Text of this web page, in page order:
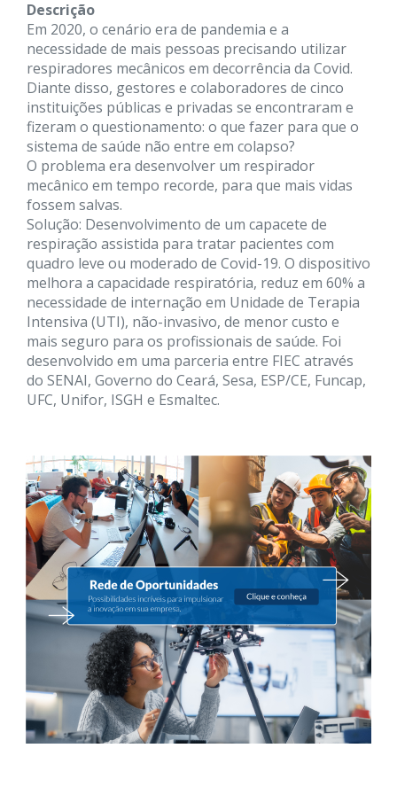
Descrição
Em 2020, o cenário era de pandemia e a
necessidade de mais pessoas precisando utilizar
respiradores mecânicos em decorrência da Covid.
Diante disso, gestores e colaboradores de cinco
instituições públicas e privadas se encontraram e
fizeram o questionamento: o que fazer para que o
sistema de saúde não entre em colapso?
O problema era desenvolver um respirador
mecânico em tempo recorde, para que mais vidas
fossem salvas.
Solução: Desenvolvimento de um capacete de
respiração assistida para tratar pacientes com
quadro leve ou moderado de Covid-19. O dispositivo
melhora a capacidade respiratória, reduz em 60% a
necessidade de internação em Unidade de Terapia
Intensiva (UTI), não-invasivo, de menor custo e
mais seguro para os profissionais de saúde. Foi
desenvolvido em uma parceria entre FIEC através
do SENAI, Governo do Ceará, Sesa, ESP/CE, Funcap,
UFC, Unifor, ISGH e Esmaltec.